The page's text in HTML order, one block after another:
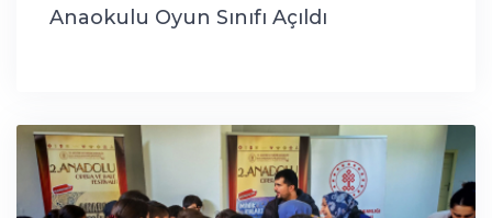
Anaokulu Oyun Sınıfı Açıldı